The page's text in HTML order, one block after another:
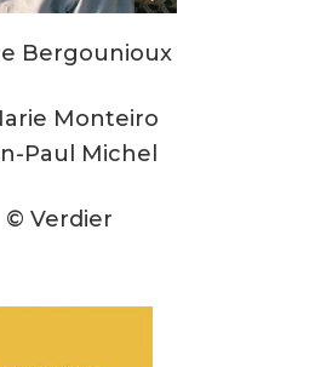
Bergounioux
Monteiro
Paul Michel
© Verdier